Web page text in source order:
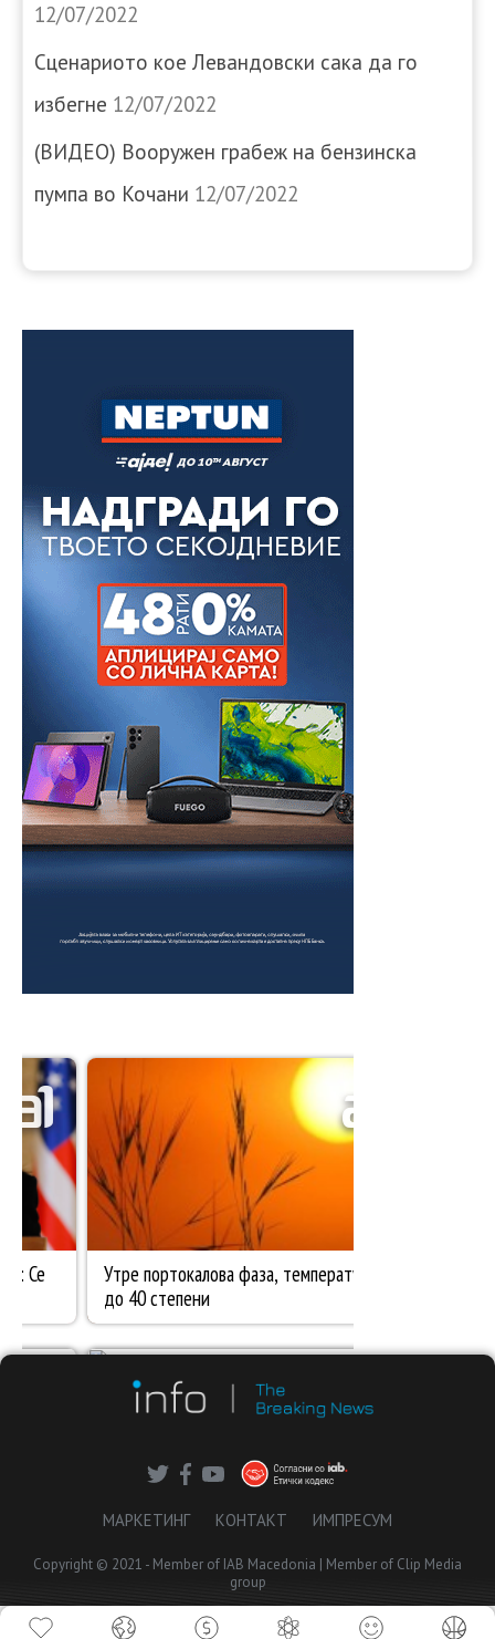
12/07/2022
Сценариото кое Левандовски сака да го
избегне 12/07/2022
(ВИДЕО) Вооружен грабеж на бензинска
пумпа во Кочани 12/07/2022
МАРКЕТИНГ КОНТАКТ ИМПРЕСУМ
Copyright © 2021 - Member of IAB Macedonia | Member of Clip Media
group